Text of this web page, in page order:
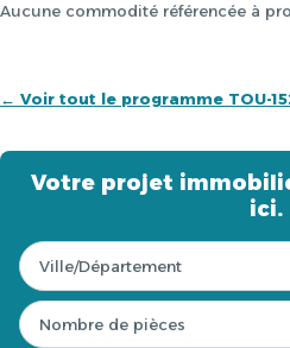
Aucune commodité référencée à
← Voir tout le programme TOU-
Votre projet
ici.